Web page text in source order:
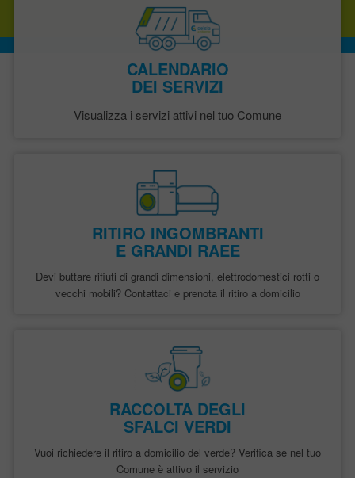
CALENDARIO
DEI SERVIZI
Visualizza i servizi attivi nel tuo Comune
RITIRO INGOMBRANTI
E GRANDI RAEE
Devi buttare rifiuti di grandi dimensioni, elettrodomestici rotti o
vecchi mobili? Contattaci e prenota il ritiro a domicilio
RACCOLTA DEGLI
SFALCI VERDI
Vuoi richiedere il ritiro a domicilio del verde? Verifica se nel tuo
Comune è attivo il servizio